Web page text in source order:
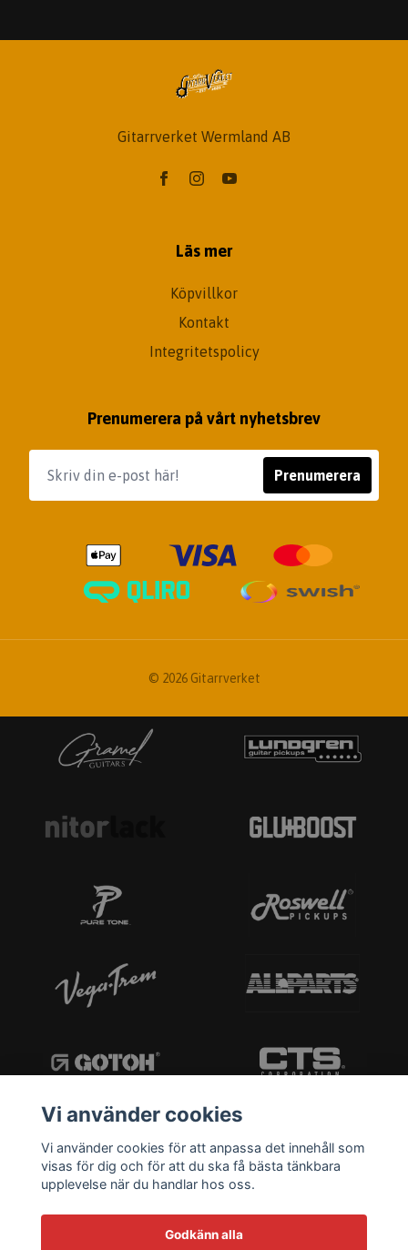
Gitarrverket Wermland AB
Läs mer
Köpvillkor
Kontakt
Integritetspolicy
Prenumerera på vårt nyhetsbrev
Prenumerera
© 2026 Gitarrverket
Vi använder cookies
Vi använder cookies för att anpassa det innehåll som
visas för dig och för att du ska få bästa tänkbara
upplevelse när du handlar hos oss.
Godkänn alla